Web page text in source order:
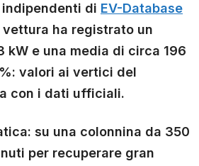
di EV-Database
ha registrato un
kW e una media di circa 196
valori ai vertici del
con i dati ufficiali.
su una colonnina da 350
per recuperare gran